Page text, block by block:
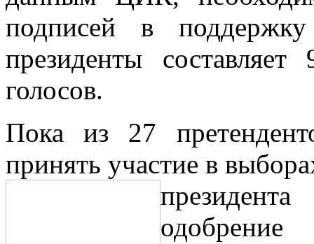
подписей в
президенты
голосов.
Пока из 27
принять участие в
одобрение